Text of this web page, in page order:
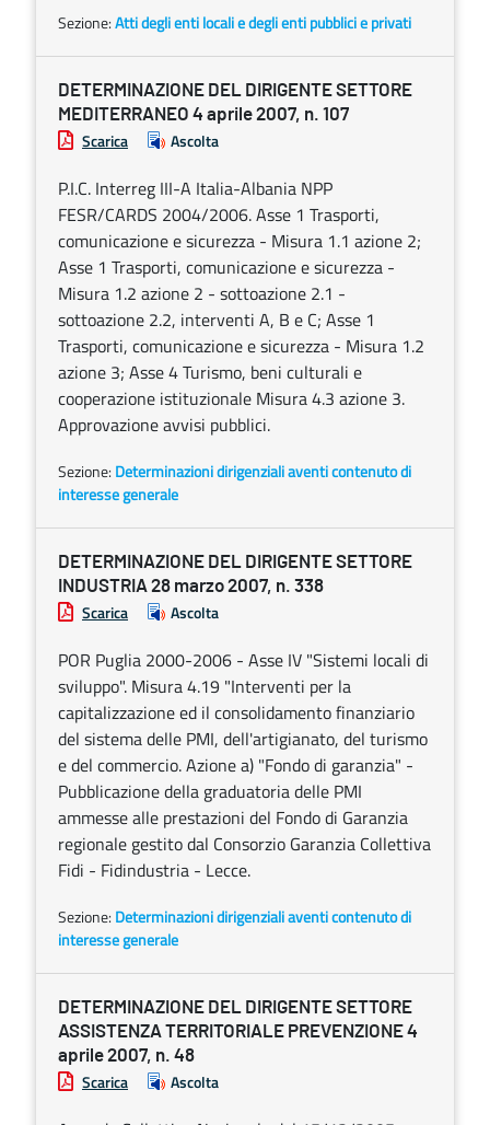
Sezione:Atti degli enti locali e degli enti pubblici e privati
DETERMINAZIONE DEL DIRIGENTE SETTORE
MEDITERRANEO 4 aprile 2007, n. 107
Scarica Ascolta
P.I.C. Interreg III-A Italia-Albania NPP
FESR/CARDS 2004/2006. Asse 1 Trasporti,
comunicazione e sicurezza - Misura 1.1 azione 2;
Asse 1 Trasporti, comunicazione e sicurezza -
Misura 1.2 azione 2 - sottoazione 2.1 -
sottoazione 2.2, interventi A, B e C; Asse 1
Trasporti, comunicazione e sicurezza - Misura 1.2
azione 3; Asse 4 Turismo, beni culturali e
cooperazione istituzionale Misura 4.3 azione 3.
Approvazione avvisi pubblici.
Sezione: Determinazioni dirigenziali aventi contenuto di
interesse generale
DETERMINAZIONE DEL DIRIGENTE SETTORE
INDUSTRIA 28 marzo 2007, n. 338
Scarica Ascolta
POR Puglia 2000-2006 - Asse IV "Sistemi locali di
sviluppo". Misura 4.19 "Interventi per la
capitalizzazione ed il consolidamento finanziario
del sistema delle PMI, dell'artigianato, del turismo
e del commercio. Azione a) "Fondo di garanzia" -
Pubblicazione della graduatoria delle PMI
ammesse alle prestazioni del Fondo di Garanzia
regionale gestito dal Consorzio Garanzia Collettiva
Fidi - Fidindustria - Lecce.
Sezione: Determinazioni dirigenziali aventi contenuto di
interesse generale
DETERMINAZIONE DEL DIRIGENTE SETTORE
ASSISTENZA TERRITORIALE PREVENZIONE 4
aprile 2007, n. 48
Scarica Ascolta